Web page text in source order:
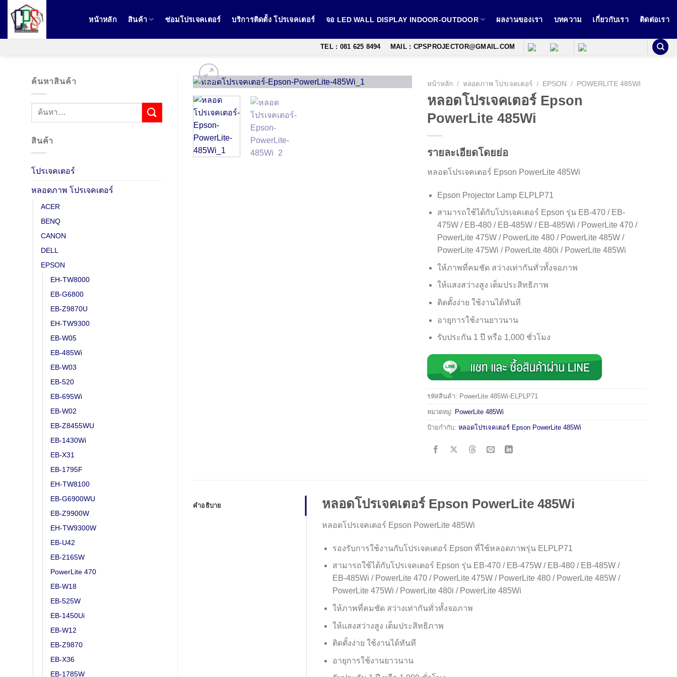
หน้าหลัก สินค้า ซ่อมโปรเจคเตอร์ บริการติดตั้ง โปรเจคเตอร์ จอ LED WALL DISPLAY INDOOR-OUTDOOR ผลงานของเรา บทความ เกี่ยวกับเรา ติดต่อเรา
TEL : 081 625 8494 MAIL : CPSPROJECTOR@GMAIL.COM
ค้นหาสินค้า
ค้นหา:
สินค้า
โปรเจคเตอร์
หลอดภาพ โปรเจคเตอร์
ACER
BENQ
CANON
DELL
EPSON
EH-TW8000
EB-G6800
EB-Z9870U
EH-TW9300
EB-W05
EB-485Wi
EB-W03
EB-520
EB-695Wi
EB-W02
EB-Z8455WU
EB-1430Wi
EB-X31
EB-1795F
EH-TW8100
EB-G6900WU
EB-Z9900W
EH-TW9300W
EB-U42
EB-2165W
PowerLite 470
EB-W18
EB-525W
EB-1450Ui
EB-W12
EB-Z9870
EB-X36
EB-1785W
หน้าหลัก / หลอดภาพ โปรเจคเตอร์ / EPSON / POWERLITE 485WI
หลอดโปรเจคเตอร์ Epson
PowerLite 485Wi
รายละเอียดโดยย่อ
หลอดโปรเจคเตอร์ Epson PowerLite 485Wi
Epson Projector Lamp ELPLP71
สามารถใช้ได้กับโปรเจคเตอร์ Epson รุ่น EB-470 / EB-
475W / EB-480 / EB-485W / EB-485Wi / PowerLite 470 /
PowerLite 475W / PowerLite 480 / PowerLite 485W /
PowerLite 475Wi / PowerLite 480i / PowerLite 485Wi
ให้ภาพที่คมชัด สว่างเท่ากันทั่วทั้งจอภาพ
ให้แสงสว่างสูง เต็มประสิทธิภาพ
ติดตั้งง่าย ใช้งานได้ทันที
อายุการใช้งานยาวนาน
รับประกัน 1 ปี หรือ 1,000 ชั่วโมง
รหัสสินค้า: PowerLite 485Wi-ELPLP71
หมวดหมู่: PowerLite 485Wi
ป้ายกำกับ: หลอดโปรเจคเตอร์ Epson PowerLite 485Wi
คำอธิบาย หลอดโปรเจคเตอร์ Epson PowerLite 485Wi
หลอดโปรเจคเตอร์ Epson PowerLite 485Wi
รองรับการใช้งานกับโปรเจคเตอร์ Epson ที่ใช้หลอดภาพรุ่น ELPLP71
สามารถใช้ได้กับโปรเจคเตอร์ Epson รุ่น EB-470 / EB-475W / EB-480 / EB-485W /
EB-485Wi / PowerLite 470 / PowerLite 475W / PowerLite 480 / PowerLite 485W /
PowerLite 475Wi / PowerLite 480i / PowerLite 485Wi
ให้ภาพที่คมชัด สว่างเท่ากันทั่วทั้งจอภาพ
ให้แสงสว่างสูง เต็มประสิทธิภาพ
ติดตั้งง่าย ใช้งานได้ทันที
อายุการใช้งานยาวนาน